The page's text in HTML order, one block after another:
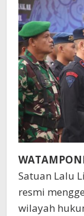
Satuan Lalu
resmi
wilayah